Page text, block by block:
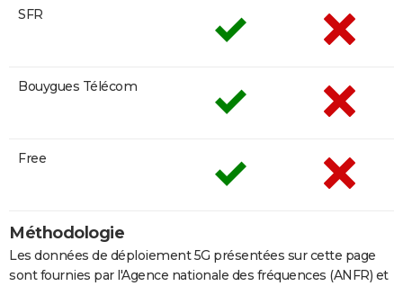
SFR
Bouygues Télécom
Free
Méthodologie
Les données de déploiement 5G présentées sur cette page
sont fournies par l'Agence nationale des fréquences (ANFR) et